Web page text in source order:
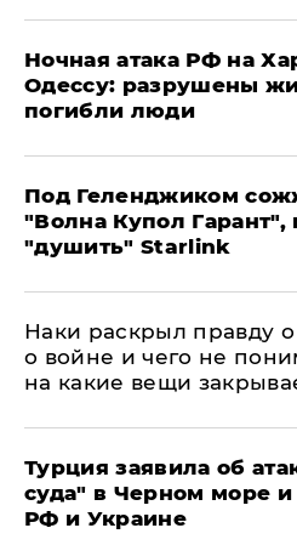
​Ночная атака РФ на
Одессу: разрушены
погибли люди
Под Геленджиком
"Волна Купол
"душить" Starlink
Наки раскрыл правду о
о войне и чего не
на какие вещи
Турция заявила об
суда" в Черном море и
РФ и Украине